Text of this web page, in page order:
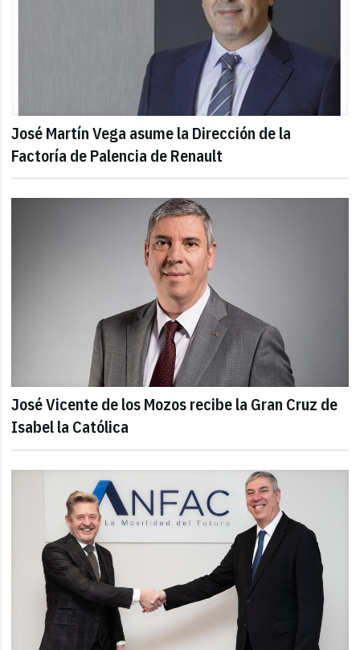
José Martín Vega asume la Dirección de la
Factoría de Palencia de Renault
José Vicente de los Mozos recibe la Gran Cruz de
Isabel la Católica